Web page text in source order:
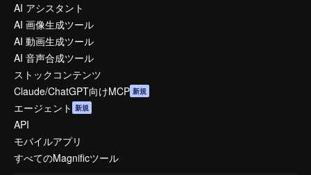
AI アシスタント
AI 画像生成ツール
AI 動画生成ツール
AI 音声合成ツール
ストックコンテンツ
Claude/ChatGPT向けMCP 新規
エージェント 新規
API
モバイルアプリ
すべてのMagnificツール